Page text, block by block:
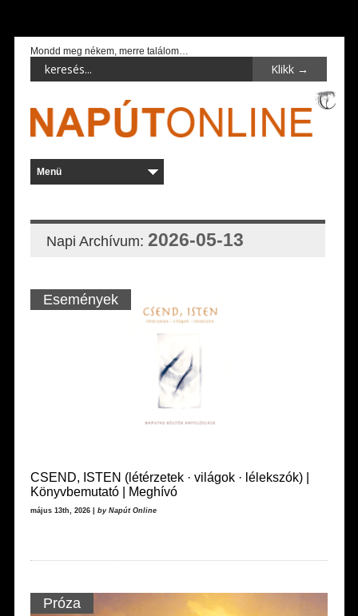
Mondd meg nékem, merre találom…
Napi Archívum: 2026-05-13
Események
CSEND, ISTEN (létérzetek · világok · lélekszók) |
Könyvbemutató | Meghívó
május 13th, 2026 | by Napút Online
Próza